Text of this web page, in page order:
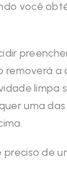
você
removerá a
limpa
uma
preciso de